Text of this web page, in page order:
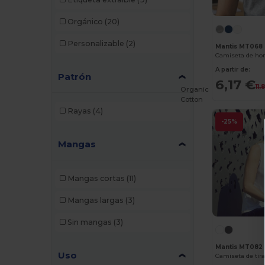
Elevate Essentials
Et si on l'appelait Francis
Finden & Hales (3)
Front row (5)
Fruit of the Loom
Orgánico (20)
Personalizable (2)
Patrón
Rayas (4)
Mangas
Mangas cortas (11)
Mangas largas (3)
Sin mangas (3)
Uso
Mantis MT068
A partir de:
6,17 €
-25%
Organic
Cotton
Mantis MT082
Camiseta de